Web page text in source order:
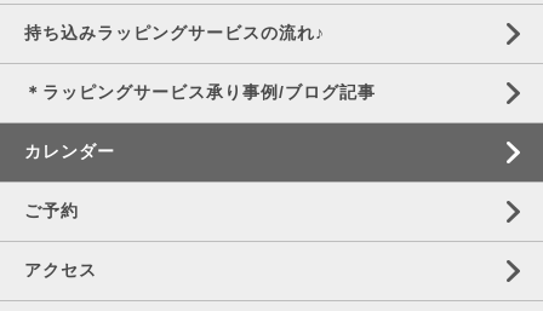
持ち込みラッピングサービスの流れ♪
＊ラッピングサービス承り事例/ブログ記事
カレンダー
ご予約
アクセス